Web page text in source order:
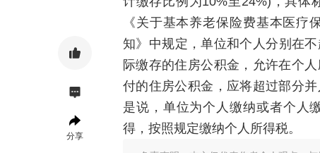
分享
《关于基本养老保险费基本医疗
知》中规定，单位和个人分别在
际缴存的住房公积金，允许在个
付的住房公积金，应将超过部分
是说，单位为个人缴纳或者个人
得，按照规定缴纳个人所得税。